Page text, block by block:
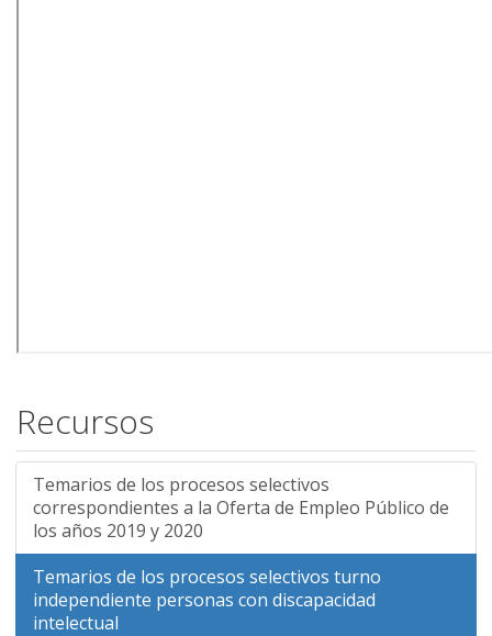
Recursos
Temarios de los procesos selectivos
correspondientes a la Oferta de Empleo Público de
los años 2019 y 2020
Temarios de los procesos selectivos turno
independiente personas con discapacidad
intelectual